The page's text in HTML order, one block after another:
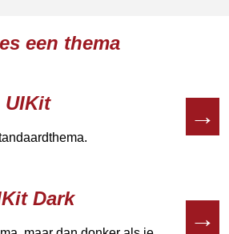
een thema
UIKit →
Dark
→